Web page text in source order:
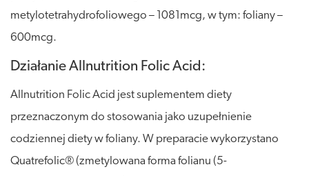
metylotetrahydrofoliowego – 1081mcg, w tym: foliany –
600mcg.
Działanie Allnutrition Folic Acid:
Allnutrition Folic Acid jest suplementem diety
przeznaczonym do stosowania jako uzupełnienie
codziennej diety w foliany. W preparacie wykorzystano
Quatrefolic® (zmetylowana forma folianu (5-